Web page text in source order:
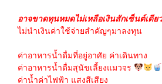
อาจขาดทุนหมดไม่เหลือเงินสักเซ็นต์เดีย
ไม่นำเงินค่าใช้จ่ายสำคัญๆมาลงทุน
ค่าอาหารน้ำดื่มที่อยู่อาศัย ค่าเดินทาง
ค่าอาหารน้ำดื่มสุนัขเลี้ยงแมวจร
ค่าน้ำค่าไฟฟ้า แสงสีเสียง